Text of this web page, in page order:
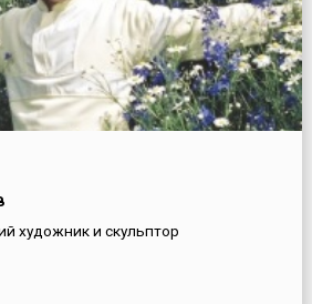
художник и скульптор